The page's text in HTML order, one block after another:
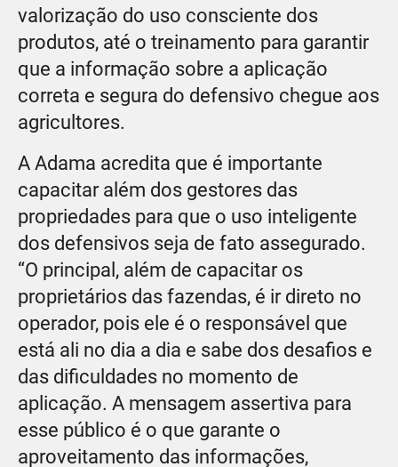
valorização do uso consciente dos
produtos, até o treinamento para garantir
que a informação sobre a aplicação
correta e segura do defensivo chegue aos
agricultores.
A Adama acredita que é importante
capacitar além dos gestores das
propriedades para que o uso inteligente
dos defensivos seja de fato assegurado.
“O principal, além de capacitar os
proprietários das fazendas, é ir direto no
operador, pois ele é o responsável que
está ali no dia a dia e sabe dos desafios e
das dificuldades no momento de
aplicação. A mensagem assertiva para
esse público é o que garante o
aproveitamento das informações,